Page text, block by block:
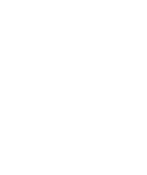
汪！ 第二季